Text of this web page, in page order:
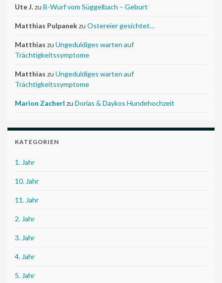
Ute J.zu B-Wurf vom Süggelbach – Geburt
Matthias Pulpanekzu Ostereier gesichtet…
Matthias zu Ungeduldiges warten auf
Trächtigkeitssymptome
Matthias zu Ungeduldiges warten auf
Trächtigkeitssymptome
Marion Zacherl zu Dorias & Daykos Hundehochzeit
KATEGORIEN
1. Jahr
10. Jahr
11. Jahr
2. Jahr
3. Jahr
4. Jahr
5. Jahr